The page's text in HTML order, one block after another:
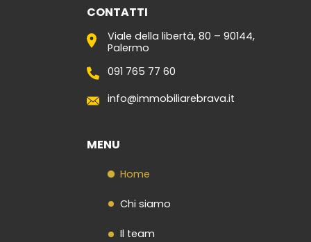
CONTATTI
Viale della libertà, 80 – 90144,
Palermo
091 765 77 60
info@immobiliarebrava.it
MENU
Home
Chi siamo
Il team